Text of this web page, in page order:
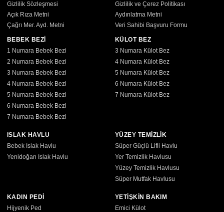
Gizlilik Sözleşmesi
Gizlilik ve Çerez Politikası
Açık Rıza Metni
Aydınlatma Metni
Çağrı Mer. Ayd. Metni
Veri Sahibi Başvuru Formu
BEBEK BEZİ
1 Numara Bebek Bezi
2 Numara Bebek Bezi
3 Numara Bebek Bezi
4 Numara Bebek Bezi
5 Numara Bebek Bezi
6 Numara Bebek Bezi
7 Numara Bebek Bezi
KÜLOT BEZ
3 Numara Külot Bez
4 Numara Külot Bez
5 Numara Külot Bez
6 Numara Külot Bez
7 Numara Külot Bez
ISLAK HAVLU
Bebek Islak Havlu
Yenidoğan Islak Havlu
YÜZEY TEMİZLİK
Süper Güçlü Lifli Havlu
Yer Temizlik Havlusu
Yüzey Temizlik Havlusu
Süper Mutfak Havlusu
KADIN PEDİ
Hijyenik Ped
YETİŞKİN BAKIM
Emici Külot